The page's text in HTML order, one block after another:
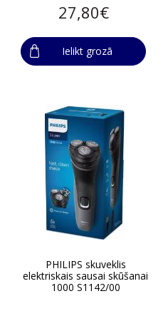
27,80€
Ielikt grozā
PHILIPS skuveklis
elektriskais sausai skūšanai
1000 S1142/00